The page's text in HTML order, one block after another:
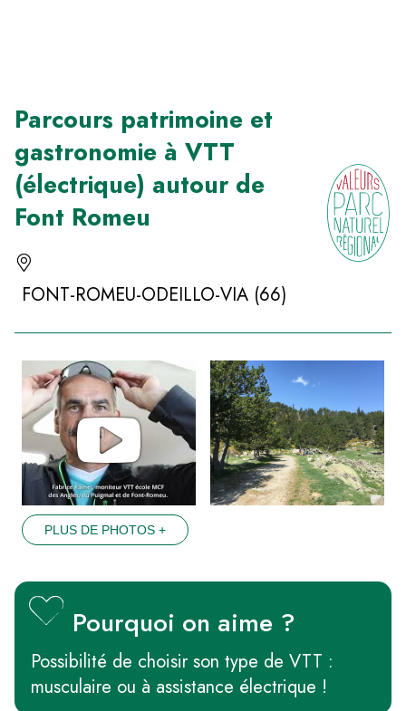
Parcours patrimoine et
gastronomie à VTT
(électrique) autour de
Font Romeu
FONT-ROMEU-ODEILLO-VIA (66)
PLUS DE PHOTOS +
Pourquoi on aime ?
Possibilité de choisir son type de VTT :
musculaire ou à assistance électrique !